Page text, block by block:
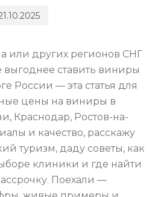
или других регионов СНГ
ставить виниры
России — эта статья для
цены на виниры в
Краснодар, Ростов-на-
и качество, расскажу
туризм, даду советы, как
клиники и где найти
Поехали —